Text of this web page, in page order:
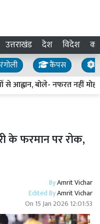
उत्तराखंड देश विदेश
रंगोली कैंपस
से आह्वान, बोले- नफरत नहीं
के फरमान पर रोक,
ByAmrit Vichar
Edited ByAmrit Vichar
On 15 Jan 2026 12:01:53